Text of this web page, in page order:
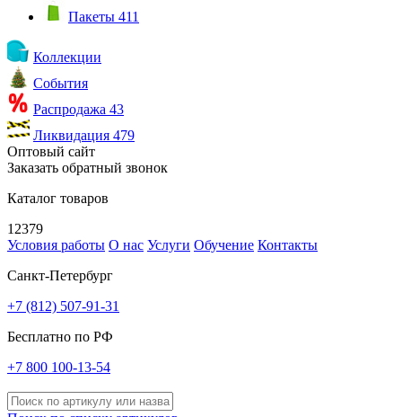
Пакеты 411
Коллекции
События
Распродажа 43
Ликвидация 479
Оптовый сайт
Заказать обратный звонок
Каталог товаров
12379
Условия работы О нас Услуги Обучение Контакты
Санкт-Петербург
+7 (812) 507-91-31
Бесплатно по РФ
+7 800 100-13-54